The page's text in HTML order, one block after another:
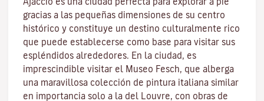
gracias a las pequeñas dimensiones de su centro
histórico y constituye un destino culturalmente rico
que puede establecerse como base para visitar sus
espléndidos alrededores. En la ciudad, es
imprescindible visitar el Museo Fesch, que alberga
una maravillosa colección de pintura italiana similar
en importancia solo a la del Louvre, con obras de